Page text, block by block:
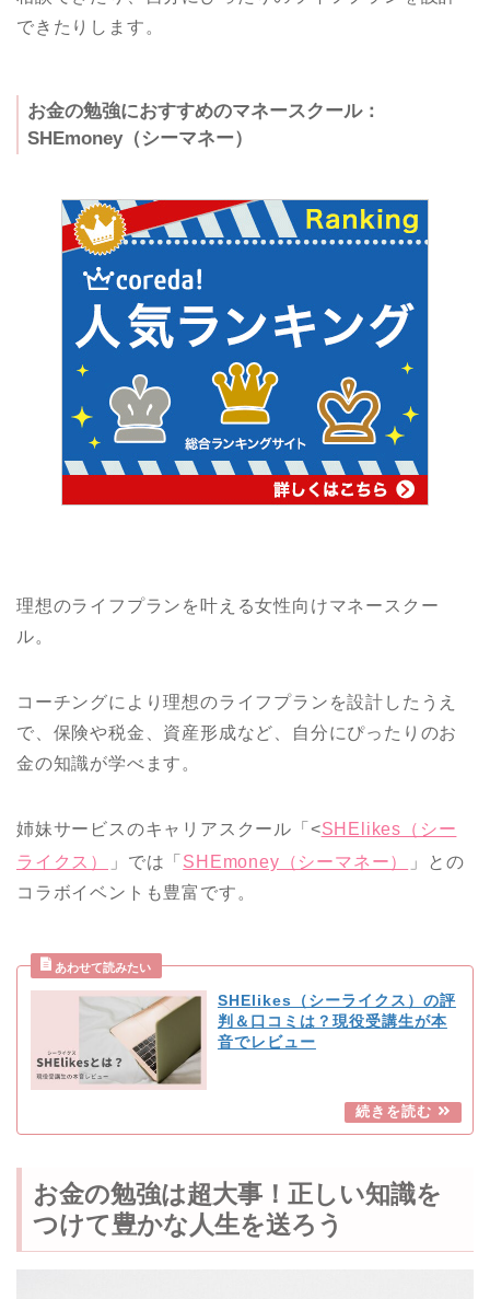
できたりします。
お金の勉強におすすめのマネースクール：
SHEmoney（シーマネー）
理想のライフプランを叶える女性向けマネースクー
ル。
コーチングにより理想のライフプランを設計したうえ
で、保険や税金、資産形成など、自分にぴったりのお
金の知識が学べます。
姉妹サービスのキャリアスクール「<SHElikes（シー
ライクス）
」では「 SHEmoney（シーマネー）
」との
コラボイベントも豊富です。
SHElikes（シーライクス）の評
判＆口コミは？現役受講生が本
音でレビュー
お金の勉強は超大事！正しい知識を
つけて豊かな人生を送ろう